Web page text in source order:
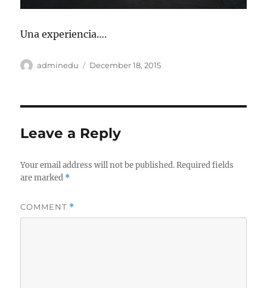
Una experiencia….
Author
adminedu
Posted
December 18, 2015
Leave a Reply
Your email address will not be published. Required fields
are marked *
COMMENT *